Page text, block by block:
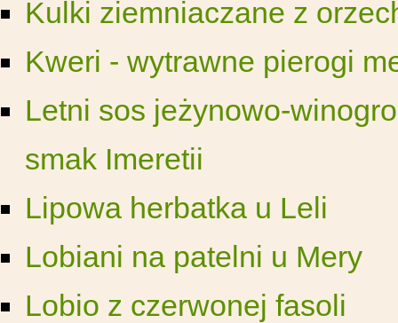
Kulki ziemniaczane z
Kweri - wytrawne pierogi
Letni sos jeżynowo-
smak Imeretii
Lipowa herbatka u Leli
Lobiani na patelni u Mery
Lobio z czerwonej fasoli